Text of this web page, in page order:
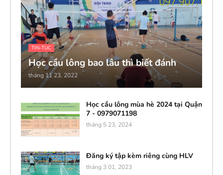
TIN-TUC
Học cầu lông bao lâu thì biết đánh
tháng 11 23, 2022
Học cầu lông mùa hè 2024 tại Quận
7 - 0979071198
tháng 5 23, 2024
Đăng ký tập kèm riêng cùng HLV
tháng 3 01, 2023